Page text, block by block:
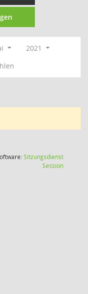
2021
Sitzungsdienst
Session(Wird in